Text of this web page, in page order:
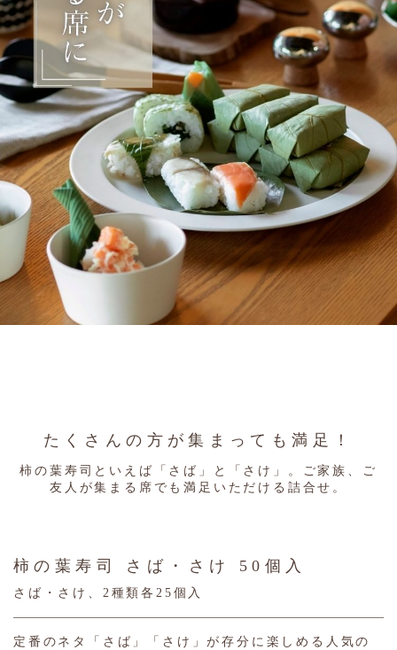
たくさんの方が集まっても満足！
柿の葉寿司といえば「さば」と「さけ」。
ご家族、ご
友人が集まる席でも満足いただける詰合せ。
柿の葉寿司 さば・さけ 50個入
さば・さけ、2種類各25個入
定番のネタ「さば」「さけ」が存分に楽しめる人気の